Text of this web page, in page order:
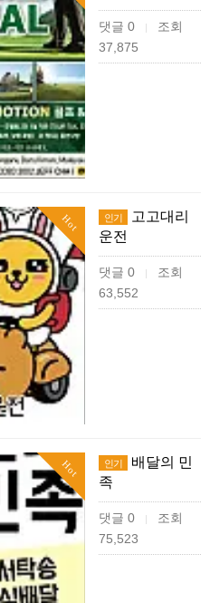
댓글 0 |
조회
37,875
Hot 인기
고고대리
운전
댓글 0 |
조회
63,552
Hot 인기
배달의 민
족
댓글 0 |
조회
75,523